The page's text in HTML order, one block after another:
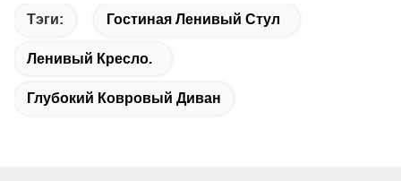
Тэги: Гостиная Ленивый Стул
Ленивый Кресло.
Глубокий Ковровый Диван